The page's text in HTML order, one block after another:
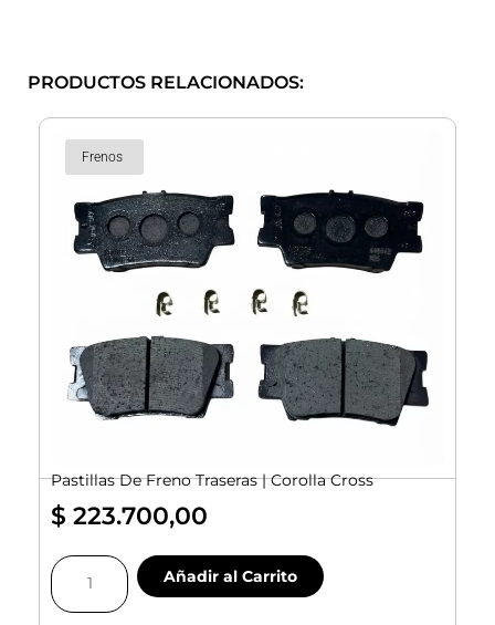
PRODUCTOS RELACIONADOS:
Frenos
Pastillas De Freno Traseras | Corolla Cross
$ 223.700,00
Pastillas
Freno
Añadir al Carrito